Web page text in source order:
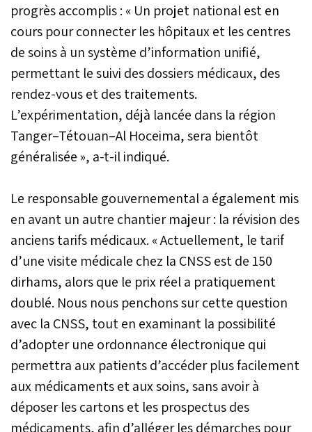
progrès accomplis : « Un projet national est en
cours pour connecter les hôpitaux et les centres
de soins à un système d’information unifié,
permettant le suivi des dossiers médicaux, des
rendez-vous et des traitements.
L’expérimentation, déjà lancée dans la région
Tanger–Tétouan–Al Hoceima, sera bientôt
généralisée », a-t-il indiqué.
Le responsable gouvernemental a également mis
en avant un autre chantier majeur : la révision des
anciens tarifs médicaux. « Actuellement, le tarif
d’une visite médicale chez la CNSS est de 150
dirhams, alors que le prix réel a pratiquement
doublé. Nous nous penchons sur cette question
avec la CNSS, tout en examinant la possibilité
d’adopter une ordonnance électronique qui
permettra aux patients d’accéder plus facilement
aux médicaments et aux soins, sans avoir à
déposer les cartons et les prospectus des
médicaments, afin d’alléger les démarches pour